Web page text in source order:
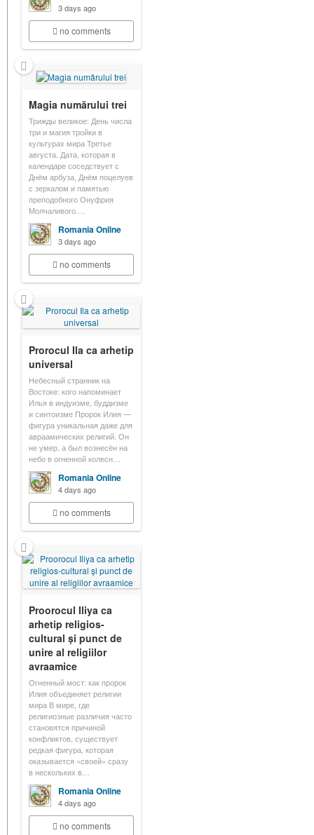
3 days ago
no comments
Magia numărului trei
Трижды великое: День числа
три и магия тройки в
культурах мира Третье
августа. Дата, которая в
календаре соседствует с
Днём арбуза, Днём поцелуев
с зеркалом и памятью
преподобного Онуфрия
Молчаливого.…
Romania Online
3 days ago
no comments
Prorocul Ila ca arhetip
universal
Небесный странник на
Востоке: кого напоминает
Илья в индуизме, буддизме
и синтоизме Пророк Илия —
фигура уникальная даже для
авраамических религий. Он
не умер, а был вознесён на
небо в огненной колесн…
Romania Online
4 days ago
no comments
Proorocul Iliya ca
arhetip religios-
cultural și punct de
unire al religiilor
avraamice
Огненный мост: как пророк
Илия объединяет религии
мира В мире, где
религиозные различия часто
становятся причиной
конфликтов, существует
редкая фигура, которая
оказывается «своей» сразу
в нескольких в…
Romania Online
4 days ago
no comments